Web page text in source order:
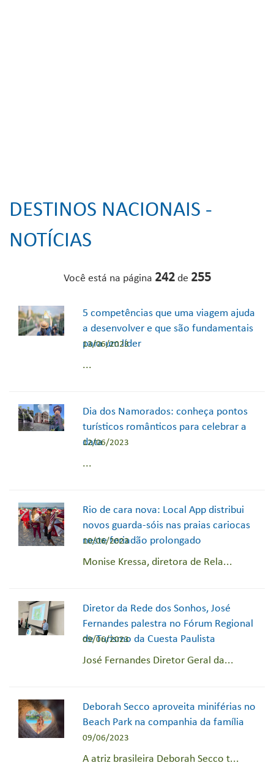
DESTINOS NACIONAIS -
NOTÍCIAS
Você está na página 242de 255
5 competências que uma viagem ajuda
a desenvolver e que são fundamentais
para um líder
13/06/2023
...
Dia dos Namorados: conheça pontos
turísticos românticos para celebrar a
data
12/06/2023
...
Rio de cara nova: Local App distribui
novos guarda-sóis nas praias cariocas
neste feriadão prolongado
10/06/2023
Monise Kressa, diretora de Rela...
Diretor da Rede dos Sonhos, José
Fernandes palestra no Fórum Regional
de Turismo da Cuesta Paulista
09/06/2023
José Fernandes Diretor Geral da...
Deborah Secco aproveita miniférias no
Beach Park na companhia da família
09/06/2023
A atriz brasileira Deborah Secco t...